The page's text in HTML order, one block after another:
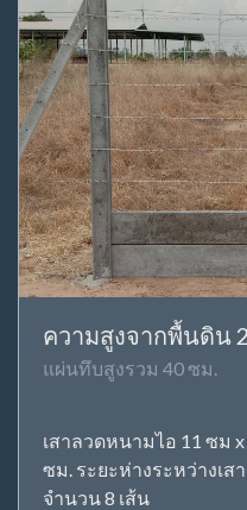
ความสูงจากพื้นดิน
แผ่นทึบสูงรวม 40 ซม.
เสาลวดหนามไอ 11 ซม x
ซม. ระยะห่างระหว่างเส
จำนวน 8 เส้น